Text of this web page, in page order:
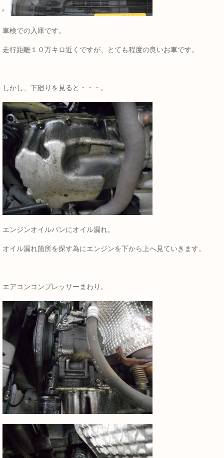
車検での入庫です。
走行距離１０万キロ近くですが、とても程度の良いお車です。
しかし、下廻りを見ると・・・。
エンジンオイルパンにオイル漏れ。
オイル漏れ箇所を探す為にエンジンを下から上へ見ていきます。
エアコンコンプレッサーまわり。